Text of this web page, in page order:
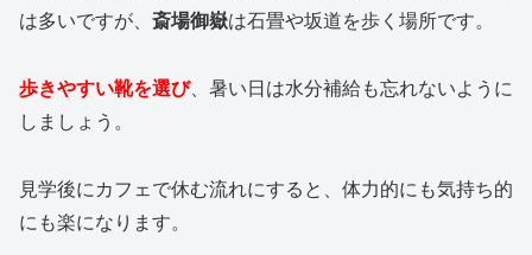
は多いですが、 斎場御嶽は石畳や坂道を歩く場所です。
歩きやすい靴を選び、暑い日は水分補給も忘れないように
しましょう。
見学後にカフェで休む流れにすると、体力的にも気持ち的
にも楽になります。